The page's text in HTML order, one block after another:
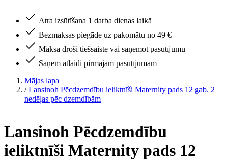
Ātra izsūtīšana 1 darba dienas laikā
Bezmaksas piegāde uz pakomātu no 49 €
Maksā droši tiešsaistē vai saņemot pasūtījumu
Saņem atlaidi pirmajam pasūtījumam
Mājas lapa
/ Lansinoh Pēcdzemdību ieliktnīši Maternity pads 12 gab. 2
nedēļas pēc dzemdībām
Lansinoh Pēcdzemdību
ieliktnīši Maternity pads 12